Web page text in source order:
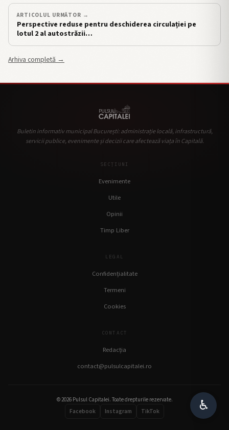
ARTICOLUL URMĂTOR →
Perspective reduse pentru deschiderea circulației pe
lotul 2 al autostrăzii…
Arhiva completă →
Buletin informativ municipal București: administrație locală, infrastructură,
servicii publice, evenimente și decizii care afectează viața în Capitală.
SECȚIUNI
Evenimente
Utile
Opinii
Timp Liber
LEGAL
Confidențialitate
Termeni
Cookies
CONTACT
Redacția
contact@pulsulcapitalei.ro
© 2026 Pulsul Capitalei. Toate drepturile rezervate.
Facebook Instagram TikTok ♿︎